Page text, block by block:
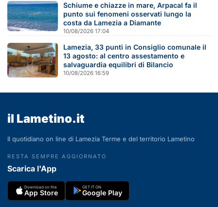
Schiume e chiazze in mare, Arpacal fa il
punto sui fenomeni osservati lungo la
costa da Lamezia a Diamante
10/08/2026 17:04
Lamezia, 33 punti in Consiglio comunale il
13 agosto: al centro assestamento e
salvaguardia equilibri di Bilancio
10/08/2026 16:59
il Lametino.it
Il quotidiano on line di Lamezia Terme e del territorio Lametino
RESTA SEMPRE AGGIORNATO
Scarica l'App
Download on the
App Store
GET IT ON
Google Play